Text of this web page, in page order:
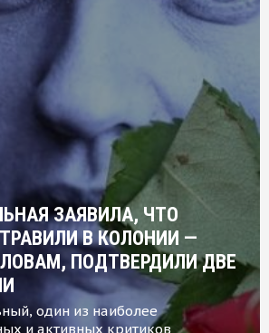
ЗАЯВИЛА, ЧТО
В КОЛОНИИ —
ПОДТВЕРДИЛИ ДВЕ
один из наиболее
и активных критиков